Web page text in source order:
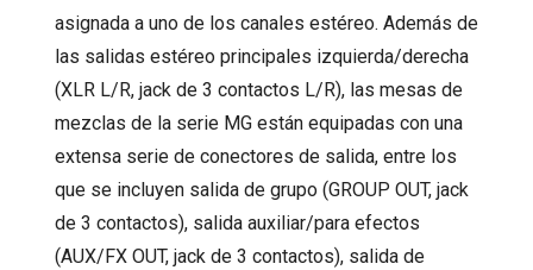
asignada a uno de los canales estéreo. Además de
las salidas estéreo principales izquierda/derecha
(XLR L/R, jack de 3 contactos L/R), las mesas de
mezclas de la serie MG están equipadas con una
extensa serie de conectores de salida, entre los
que se incluyen salida de grupo (GROUP OUT, jack
de 3 contactos), salida auxiliar/para efectos
(AUX/FX OUT, jack de 3 contactos), salida de